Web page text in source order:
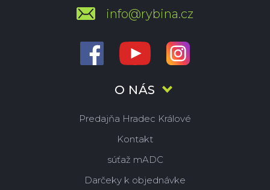
O NÁS
Predajňa Hradec Králové
Kontakt
súťaž mADC
Darčeky k objednávke
info@rybina.cz